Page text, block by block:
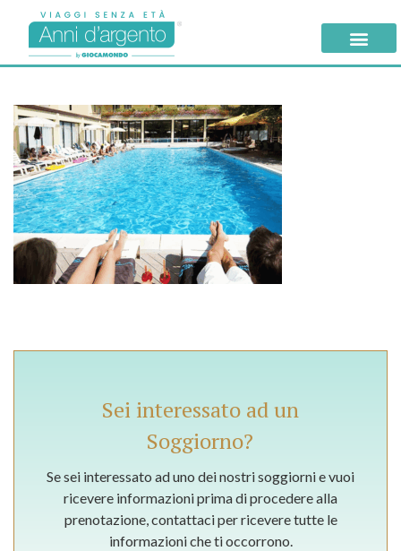
Sei interessato ad un
Soggiorno?
Se sei interessato ad uno dei nostri soggiorni e vuoi
ricevere informazioni prima di procedere alla
prenotazione, contattaci per ricevere tutte le
informazioni che ti occorrono.